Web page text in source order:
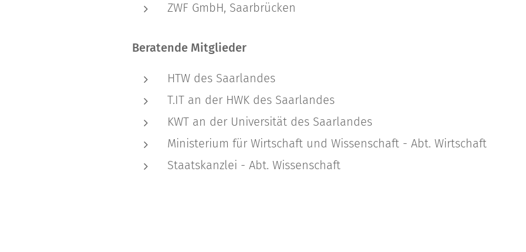
ZWF GmbH, Saarbrücken
Beratende Mitglieder
HTW des Saarlandes
T.IT an der HWK des Saarlandes
KWT an der Universität des Saarlandes
Ministerium für Wirtschaft und Wissenschaft - Abt. Wirtschaft
Staatskanzlei - Abt. Wissenschaft